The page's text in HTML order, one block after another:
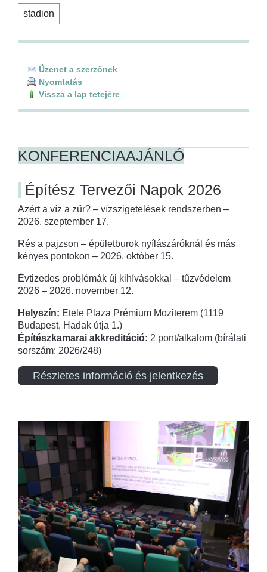
stadion
Üzenet a szerzőnek
Nyomtatás
Vissza a lap tetejére
KONFERENCIAAJÁNLÓ
Építész Tervezői Napok 2026
Azért a víz a zűr? – vízszigetelések rendszerben –
2026. szeptember 17.
Rés a pajzson – épületburok nyílászáróknál és más
kényes pontokon – 2026. október 15.
Évtizedes problémák új kihívásokkal – tűzvédelem
2026 – 2026. november 12.
Helyszín: Etele Plaza Prémium Moziterem (1119
Budapest, Hadak útja 1.)
Építészkamarai akkreditáció: 2 pont/alkalom (bírálati
sorszám: 2026/248)
Részletes információ és jelentkezés